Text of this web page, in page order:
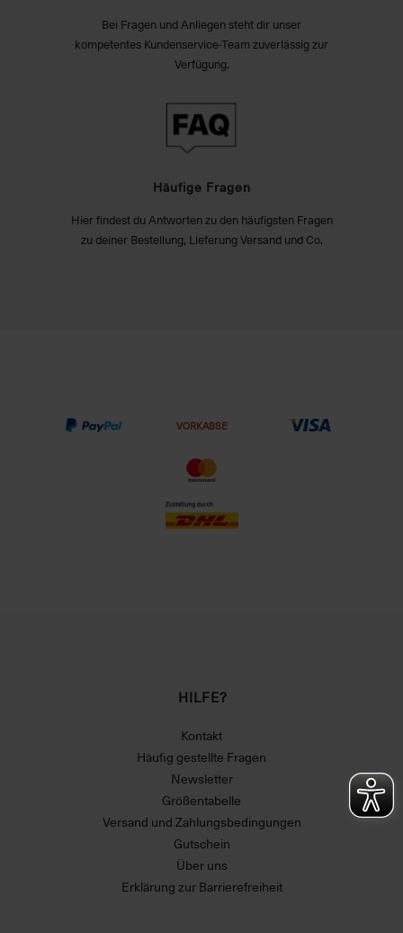
Bei Fragen und Anliegen steht dir unser
kompetentes Kundenservice-Team zuverlässig zur
Verfügung.
Häufige Fragen
Hier findest du Antworten zu den häufigsten Fragen
zu deiner Bestellung, Lieferung Versand und Co.
VORKASSE
HILFE?
Kontakt
Häufig gestellte Fragen
Newsletter
Größentabelle
Versand und Zahlungsbedingungen
Gutschein
Über uns
Erklärung zur Barrierefreiheit